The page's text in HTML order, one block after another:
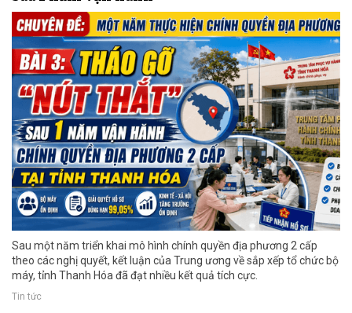
Sau một năm triển khai mô hình chính quyền địa phương 2 cấp
theo các nghị quyết, kết luận của Trung ương về sắp xếp tổ chức bộ
máy, tỉnh Thanh Hóa đã đạt nhiều kết quả tích cực.
Tin tức